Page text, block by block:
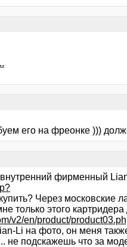
его на фреонке )))
фирменный
купить? Через московские
только этого
v2/en/product/
Li на фото, он меня
не подскажешь что за